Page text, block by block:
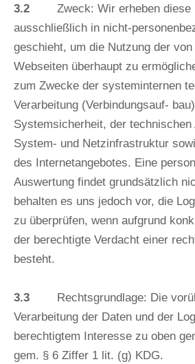
3.2 Zweck: Wir erheben diese
ausschließlich in nicht-
geschieht, um die Nutzung der
Webseiten überhaupt zu
zum Zwecke der systeminternen
Verarbeitung (Verbindungsauf-
Systemsicherheit, der
System- und Netzinfrastruktur
des Internetangebotes. Eine
Auswertung findet grundsätzlich
behalten es uns jedoch vor, die
zu überprüfen, wenn aufgrund
der berechtigte Verdacht einer
besteht.
3.3 Rechtsgrundlage: Die
Verarbeitung der Daten und der
berechtigtem Interesse zu oben
gem. § 6 Ziffer 1 lit. (g) KDG.